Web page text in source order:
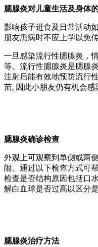
腮腺炎对儿童生活及身体
影响孩子进食及日常活动
朋友患病时不应上学以免
一旦感染流行性腮腺炎，
等。流行性腮腺炎是腮腺
注射后能有效地预防流行
苗, 因此小朋友仍有机会感
腮腺炎确诊检查
外观上可观察到单侧或两
闹。通过以下检查方式可
检查是否结构原因包括口
解白血球是否过高以区分
腮腺炎治疗方法